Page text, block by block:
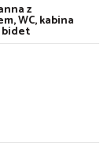
z
WC, kabina
bidet